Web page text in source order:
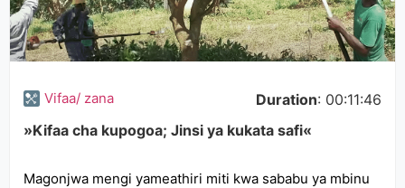
Vifaa/ zana Duration: 00:11:46
»Kifaa cha kupogoa; Jinsi ya kukata safi«
Magonjwa mengi yameathiri miti kwa sababu ya mbinu